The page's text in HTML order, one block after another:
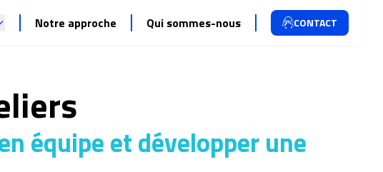
Notre approche Qui sommes-nous CONTACT
équipe et développer une